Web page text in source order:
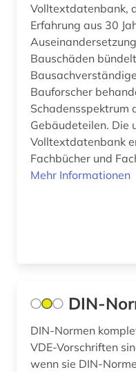
Volltextdatenbank,
Erfahrung aus 30
Bauschäden
Bauforscher
Schadensspektrum
Gebäudeteilen. Die umfangreiche
Volltextdatenbank
Fachbücher und
Mehr Informationen
DIN-
DIN-Normen
VDE-Vorschriften
wenn sie DIN-Normen sind.